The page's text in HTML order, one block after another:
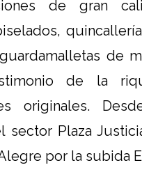
de gran
de
de la
originales.
sector Plaza
por la subida